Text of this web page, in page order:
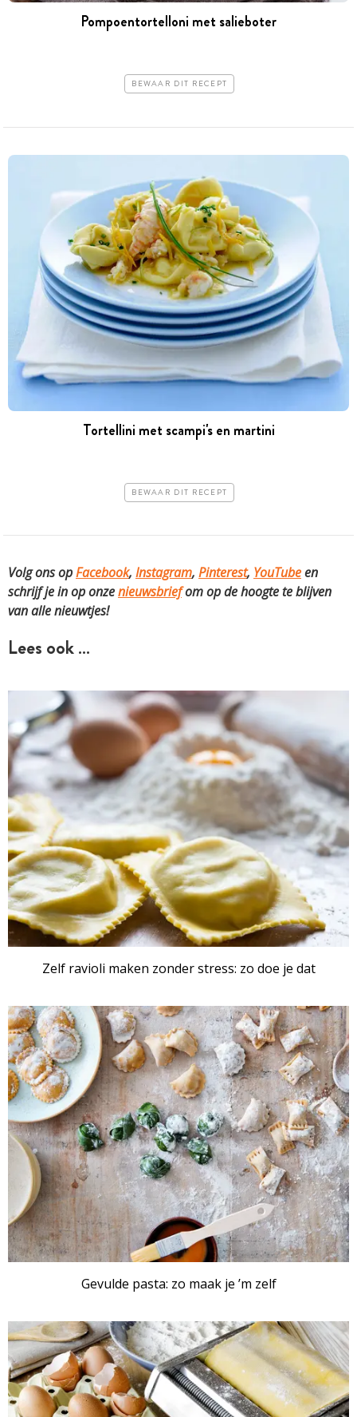
Pompoentortelloni met salieboter
BEWAAR DIT RECEPT
Tortellini met scampi's en martini
BEWAAR DIT RECEPT
Volg ons opFacebook, Instagram, Pinterest, YouTubeen
schrijf je in op onzenieuwsbriefom op de hoogte te blijven
van alle nieuwtjes!
Lees ook …
Zelf ravioli maken zonder stress: zo doe je dat
Gevulde pasta: zo maak je ’m zelf